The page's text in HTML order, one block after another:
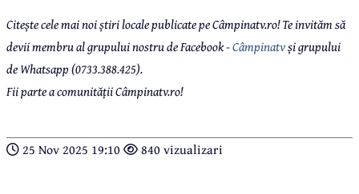
Citește cele mai noi știri locale publicate pe Câmpinatv.ro! Te invităm să
devii membru al grupului nostru de Facebook -Câmpinatvși grupului
de Whatsapp (0733.388.425).
Fii parte a comunității Câmpinatv.ro!
25 Nov 2025 19:10 840 vizualizari